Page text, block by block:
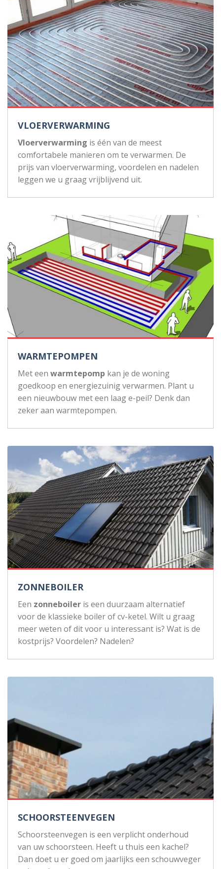
VLOERVERWARMING
Vloerverwarming is één van de meest
comfortabele manieren om te verwarmen. De
prijs van vloerverwarming, voordelen en nadelen
leggen we u graag vrijblijvend uit.
WARMTEPOMPEN
Met een warmtepomp kan je de woning
goedkoop en energiezuinig verwarmen. Plant u
een nieuwbouw met een laag e-peil? Denk dan
zeker aan warmtepompen.
ZONNEBOILER
Een zonneboiler is een duurzaam alternatief
voor de klassieke boiler of cv-ketel. Wilt u graag
meer weten of dit voor u interessant is? Wat is de
kostprijs? Voordelen? Nadelen?
SCHOORSTEENVEGEN
Schoorsteenvegen is een verplicht onderhoud
van uw schoorsteen. Heeft u thuis een kachel?
Dan doet u er goed om jaarlijks een schouwveger